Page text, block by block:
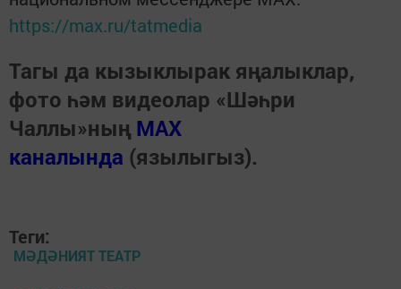
https://max.ru/tatmedia
Тагы да кызыклырак яңалыклар,
фото һәм видеолар «Шәһри
Чаллы»ның MAX
каналында (язылыгыз).
Теги:
МӘДӘНИЯТ ТЕАТР